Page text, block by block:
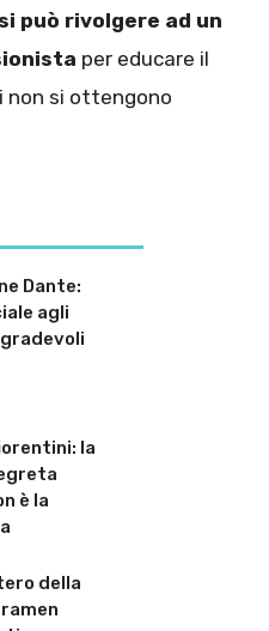
può rivolgere ad un
per educare il
non si ottengono
Dante:
agli
la
è la
della